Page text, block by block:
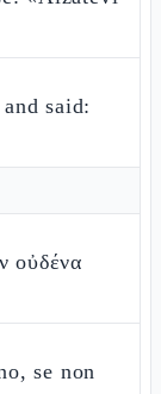
said:
οὐδένα
se non